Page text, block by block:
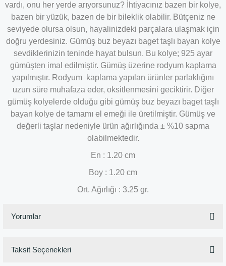
vardı, onu her yerde arıyorsunuz? İhtiyacınız bazen bir kolye,
bazen bir yüzük, bazen de bir bileklik olabilir. Bütçeniz ne
seviyede olursa olsun, hayalinizdeki parçalara ulaşmak için
doğru yerdesiniz. Gümüş buz beyazı baget taşlı bayan kolye
sevdiklerinizin teninde hayat bulsun. Bu kolye; 925 ayar
gümüşten imal edilmiştir. Gümüş üzerine rodyum kaplama
yapılmıştır. Rodyum kaplama yapılan ürünler parlaklığını
uzun süre muhafaza eder, oksitlenmesini geciktirir. Diğer
gümüş kolyelerde olduğu gibi gümüş buz beyazı baget taşlı
bayan kolye de tamamı el emeği ile üretilmiştir. Gümüş ve
değerli taşlar nedeniyle ürün ağırlığında ± %10 sapma
olabilmektedir.
En : 1.20 cm
Boy : 1.20 cm
Ort. Ağırlığı : 3.25 gr.
Yorumlar
Taksit Seçenekleri